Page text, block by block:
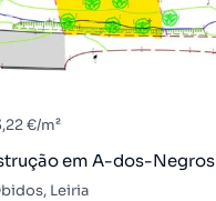
€/m²
em A-dos-Negros
Leiria